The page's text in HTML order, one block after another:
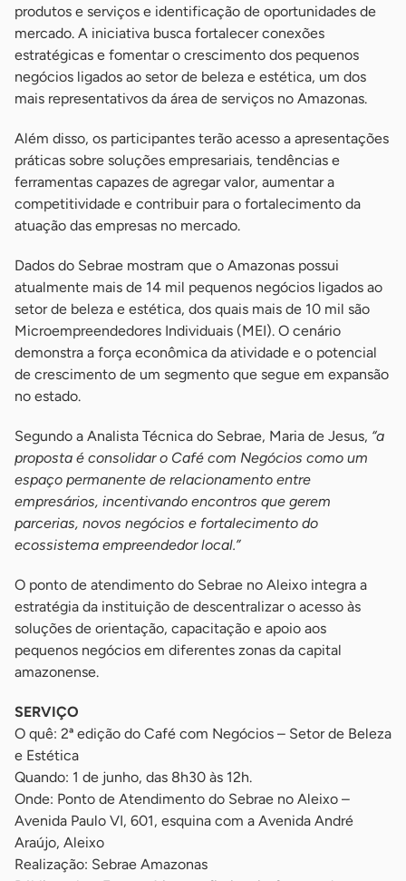
produtos e serviços e identificação de oportunidades de
mercado. A iniciativa busca fortalecer conexões
estratégicas e fomentar o crescimento dos pequenos
negócios ligados ao setor de beleza e estética, um dos
mais representativos da área de serviços no Amazonas.
Além disso, os participantes terão acesso a apresentações
práticas sobre soluções empresariais, tendências e
ferramentas capazes de agregar valor, aumentar a
competitividade e contribuir para o fortalecimento da
atuação das empresas no mercado.
Dados do Sebrae mostram que o Amazonas possui
atualmente mais de 14 mil pequenos negócios ligados ao
setor de beleza e estética, dos quais mais de 10 mil são
Microempreendedores Individuais (MEI). O cenário
demonstra a força econômica da atividade e o potencial
de crescimento de um segmento que segue em expansão
no estado.
Segundo a Analista Técnica do Sebrae, Maria de Jesus, “a
proposta é consolidar o Café com Negócios como um
espaço permanente de relacionamento entre
empresários, incentivando encontros que gerem
parcerias, novos negócios e fortalecimento do
ecossistema empreendedor local.”
O ponto de atendimento do Sebrae no Aleixo integra a
estratégia da instituição de descentralizar o acesso às
soluções de orientação, capacitação e apoio aos
pequenos negócios em diferentes zonas da capital
amazonense.
SERVIÇO
O quê: 2ª edição do Café com Negócios – Setor de Beleza
e Estética
Quando: 1 de junho, das 8h30 às 12h.
Onde: Ponto de Atendimento do Sebrae no Aleixo –
Avenida Paulo VI, 601, esquina com a Avenida André
Araújo, Aleixo
Realização: Sebrae Amazonas